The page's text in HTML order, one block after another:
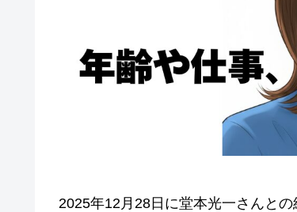
2025年12月28日に堂本光一さんと